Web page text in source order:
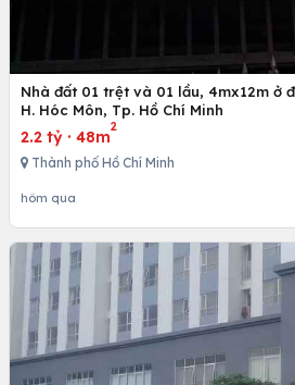
Nhà đất 01 trệt và 01 lầu, 4mx12m ở đường Nguyễn Thị Sáu,
H. Hóc Môn, Tp. Hồ Chí Minh
2.2 tỷ · 48m
2
Thành phố Hồ Chí Minh
hôm qua